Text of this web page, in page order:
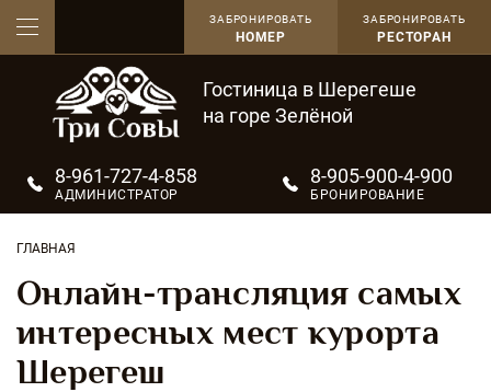
ЗАБРОНИРОВАТЬ
РЕСТОРАН
ЗАБРОНИРОВАТЬ
НОМЕР
Гостиница в Шерегеше
на горе Зелёной
8-961-727-4-858
АДМИНИСТРАТОР
8-905-900-4-900
БРОНИРОВАНИЕ
ГЛАВНАЯ
Онлайн-трансляция самых
интересных мест курорта
Шерегеш